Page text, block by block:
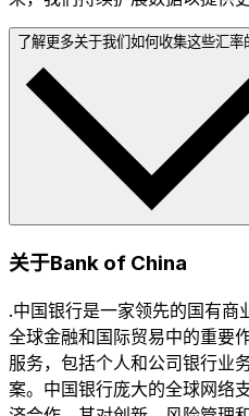
了解更多关于我们如何收集这些汇率
关于Bank of China
.中国银行是一家领先的国有商
全球金融和国际贸易中的重要
服务，包括个人和公司银行业
案。中国银行庞大的全球网络